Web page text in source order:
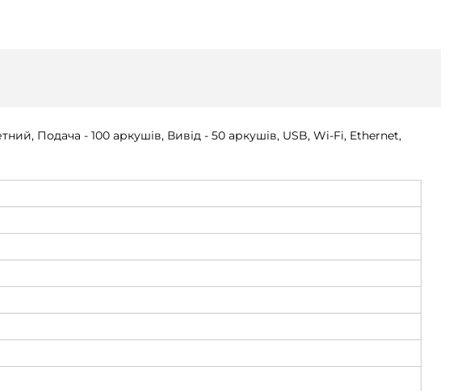
Подача - 100 аркушів, Вивід - 50 аркушів, USB, Wi-Fi, Ethernet,